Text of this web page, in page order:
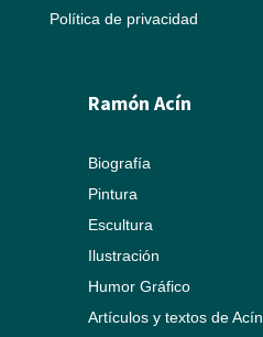
Política de privacidad
Ramón Acín
Biografía
Pintura
Escultura
Ilustración
Humor Gráfico
Artículos y textos de Acín